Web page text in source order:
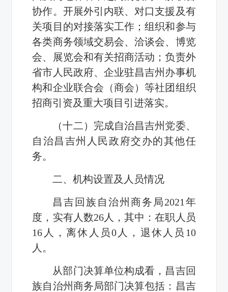
协作。开展外引内联、对口支援及有
关项目的对接落实工作；组织和参与
各类商务领域交易会、洽谈会、博览
会、展览会和有关招商活动；负责外
省市人民政府、企业驻昌吉州办事机
构和企业联合会（商会）等社团组织
招商引资及重大项目引进落实。
（十二）完成自治昌吉州党委、
自治昌吉州人民政府交办的其他任
务。
二、机构设置及人员情况
昌吉回族自治州商务局2021年
度，实有人数26人，其中：在职人员
16人，离休人员0人，退休人员10
人。
从部门决算单位构成看，昌吉回
族自治州商务局部门决算包括：昌吉